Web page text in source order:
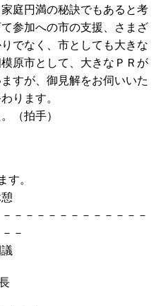
庭円満の秘訣でもあると考
参加への市の支援、さまざ
でなく、市としても大きな
原市として、大きなＰＲが
すが、御見解をお伺いいた
ります。
（拍手）
。
－－－－－－－－－－－－
－